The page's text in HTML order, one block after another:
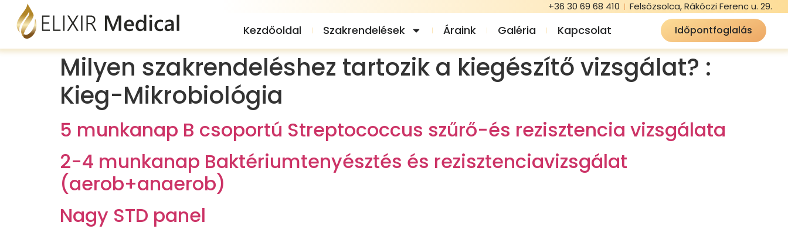
+36 30 69 68 410 Felsőzsolca, Rákóczi Ferenc u. 29.
Kezdőoldal Szakrendelések Áraink Galéria Kapcsolat Időpontfoglalás
Milyen szakrendeléshez tartozik a kiegészítő vizsgálat? :
Kieg-Mikrobiológia
5 munkanap B csoportú Streptococcus szűrő-és rezisztencia vizsgálata
2-4 munkanap Baktériumtenyésztés és rezisztenciavizsgálat
(aerob+anaerob)
Nagy STD panel